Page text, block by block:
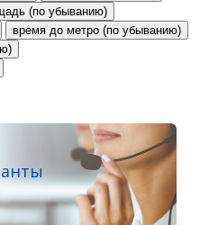
(по убыванию)
время до метро (по убыванию)